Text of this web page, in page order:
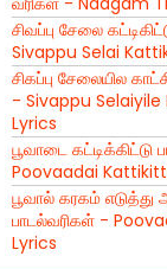
சிவப்பு சேலை
Sivappu Selai
சிகப்பு சேலையில
- Sivappu
Lyrics
பூவாடை கட்டிக்கிட்டு
Poovaadai
பூவால் கரகம்
பாடல்வரிகள் -
Lyrics